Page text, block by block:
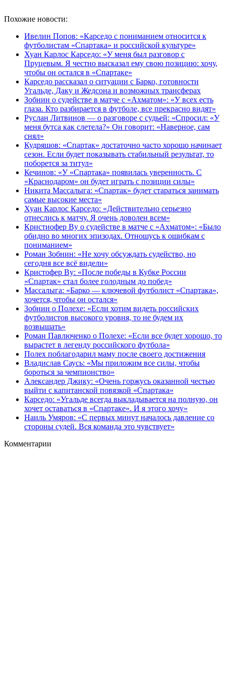
Похожие новости:
Ивелин Попов: «Карседо с пониманием относится к
футболистам «Спартака» и российской культуре»
Хуан Карлос Карседо: «У меня был разговор с
Пруцевым. Я честно высказал ему свою позицию: хочу,
чтобы он остался в «Спартаке»
Карседо рассказал о ситуации с Барко, готовности
Угальде, Даку и Жедсона и возможных трансферах
Зобнин о судействе в матче с «Ахматом»: «У всех есть
глаза. Кто разбирается в футболе, все прекрасно видят»
Руслан Литвинов — о разговоре с судьей: «Спросил: «У
меня бутса как слетела?» Он говорит: «Наверное, сам
снял»
Кудряшов: «Спартак» достаточно часто хорошо начинает
сезон. Если будет показывать стабильный результат, то
поборется за титул»
Кечинов: «У «Спартака» появилась уверенность. С
«Краснодаром» он будет играть с позиции силы»
Никита Массалыга: «Спартак» будет стараться занимать
самые высокие места»
Хуан Карлос Карседо: «Действительно серьезно
отнеслись к матчу. Я очень доволен всем»
Кристиофер Ву о судействе в матче с «Ахматом»: «Было
обидно во многих эпизодах. Отношусь к ошибкам с
пониманием»
Роман Зобнин: «Не хочу обсуждать судейство, но
сегодня все всё видели»
Кристофер Ву: «После победы в Кубке России
«Спартак» стал более голодным до побед»
Массалыга: «Барко — ключевой футболист «Спартака»,
хочется, чтобы он остался»
Зобнин о Полехе: «Если хотим видеть российских
футболистов высокого уровня, то не будем их
возвышать»
Роман Павлюченко о Полехе: «Если все будет хорошо, то
вырастет в легенду российского футбола»
Полех поблагодарил маму после своего достижения
Владислав Саусь: «Мы приложим все силы, чтобы
бороться за чемпионство»
Александер Джику: «Очень горжусь оказанной честью
выйти с капитанской повязкой «Спартака»
Карседо: «Угальде всегда выкладывается на полную, он
хочет оставаться в «Спартаке». И я этого хочу»
Наиль Умяров: «С первых минут началось давление со
стороны судей. Вся команда это чувствует»
Комментарии